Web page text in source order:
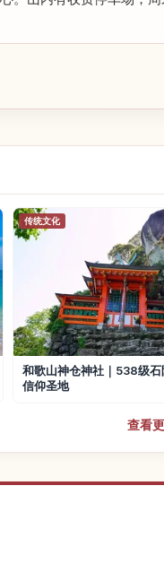
传统文化
和歌山神仓神社｜538级
信仰圣地
查看